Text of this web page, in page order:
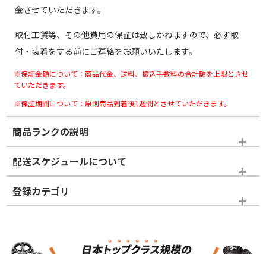
金させていただきます。
取付工賃等、その他費用の保証は致しかねますので、必ず取
付・装着をする前にご連絡をお願いいたします。
※保証金額について：商品代金、送料、振込手数料の合計額を上限とさせ
ていただきます。
※保証期間について：原則商品到着後1週間とさせていただきます。
商品ランクの説明
※商品ランクは出品者の主観により判断しておりますので、あら
かじめご了承ください。
ホイールランク
配送スケジュールについて
登録カテゴリ
スタッドレスタイヤホイールセット